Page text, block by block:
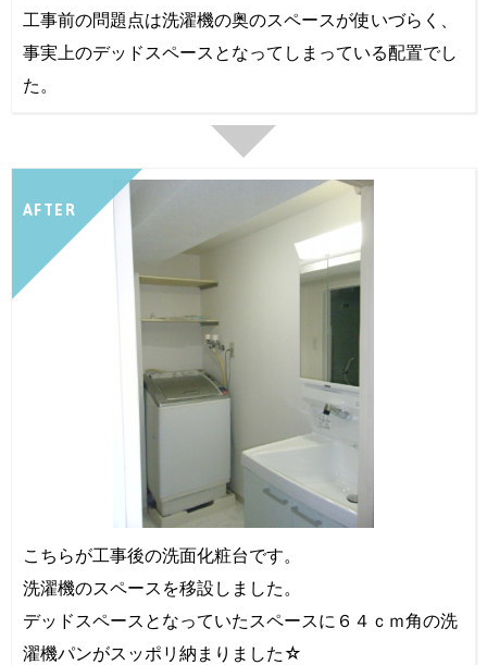
工事前の問題点は洗濯機の奥のスペースが使いづらく、
事実上のデッドスペースとなってしまっている配置でし
た。
AFTER
こちらが工事後の洗面化粧台です。
洗濯機のスペースを移設しました。
デッドスペースとなっていたスペースに６４ｃｍ角の洗
濯機パンがスッポリ納まりました☆